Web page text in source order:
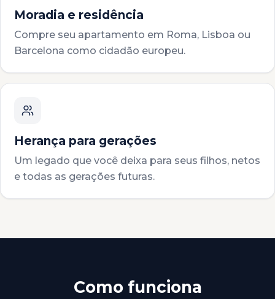
Moradia e residência
Compre seu apartamento em Roma, Lisboa ou
Barcelona como cidadão europeu.
Herança para gerações
Um legado que você deixa para seus filhos, netos
e todas as gerações futuras.
Como funciona